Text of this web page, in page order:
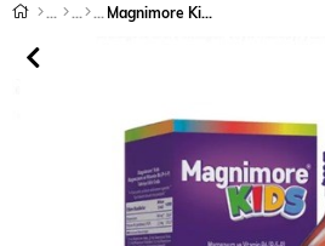
Magnimore Kids 200 ml